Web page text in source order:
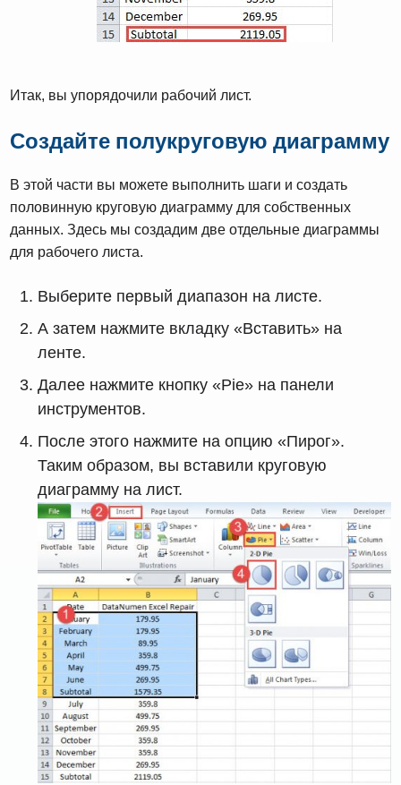
Итак, вы упорядочили рабочий лист.
Создайте полукруговую диаграмму
В этой части вы можете выполнить шаги и создать
половинную круговую диаграмму для собственных
данных. Здесь мы создадим две отдельные диаграммы
для рабочего листа.
Выберите первый диапазон на листе.
А затем нажмите вкладку «Вставить» на
ленте.
Далее нажмите кнопку «Pie» на панели
инструментов.
После этого нажмите на опцию «Пирог».
Таким образом, вы вставили круговую
диаграмму на лист.